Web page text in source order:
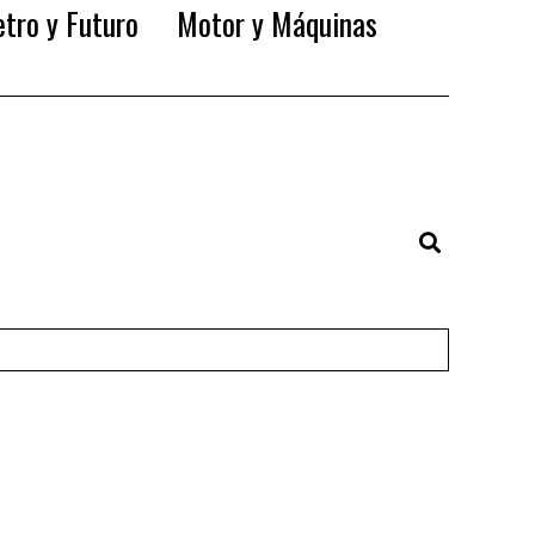
y Futuro Motor y Máquinas